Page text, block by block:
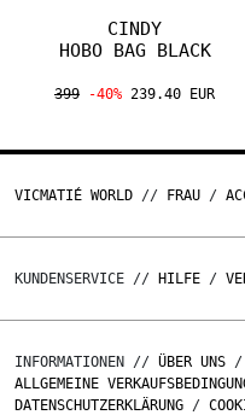
CINDY
HOBO BAG BLACK
399 -40% 239.40 EUR
VICMATIÉ WORLD // FRAU /
KUNDENSERVICE // HILFE /
INFORMATIONEN // ÜBER UNS /
ALLGEMEINE
DATENSCHUTZERKLÄRUNG /